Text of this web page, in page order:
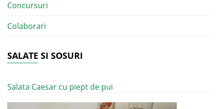
Concursuri
Colaborari
SALATE SI SOSURI
Salata Caesar cu piept de pui